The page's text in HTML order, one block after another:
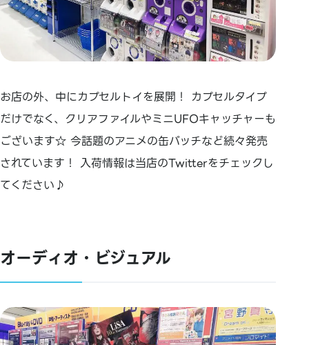
お店の外、中にカプセルトイを展開！ カプセルタイプ
だけでなく、クリアファイルやミニUFOキャッチャーも
ございます☆ 今話題のアニメの缶バッチなど続々発売
されています！ 入荷情報は当店のTwitterをチェックし
てください♪
オーディオ・ビジュアル